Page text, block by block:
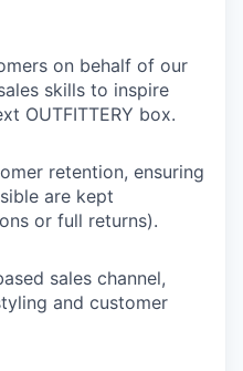
on behalf of our
skills to inspire
OUTFITTERY box.
retention, ensuring
are kept
or full returns).
sales channel,
and customer